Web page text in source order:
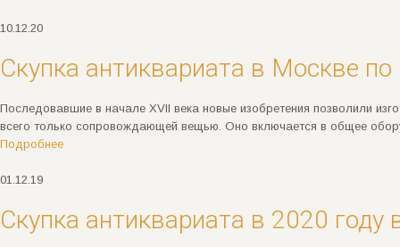
10.12.20
Скупка антиквариата в Москве
Последовавшие в начале XVII века новые изобретения позволили
всего только сопровождающей вещью. Оно включается в общее
Подробнее
01.12.19
Скупка антиквариата в 2020